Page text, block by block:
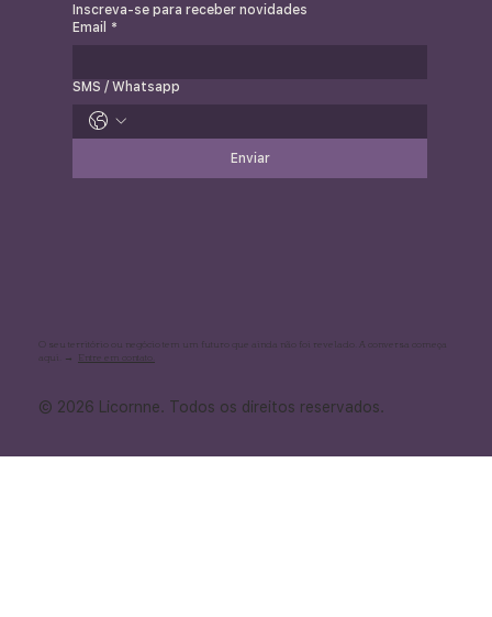
Inscreva-se para receber novidades
Email *
SMS / Whatsapp
Enviar
O seu território ou negócio tem um futuro que ainda não foi revelado. A conversa começa
aqui. → Entre em contato.
© 2026 Licornne. Todos os direitos reservados.